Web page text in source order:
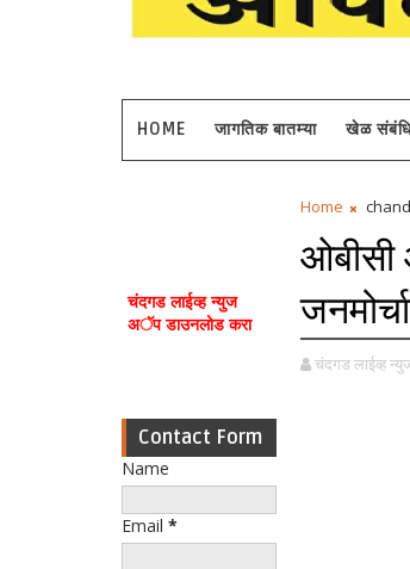
HOME जागतिक बातम्या खेळ
चंदगड लाईव्ह न्युज
अॅप डाउनलोड करा
Contact Form
Name
Email *
Home
ओबीसी
चंदगड लाईव्ह